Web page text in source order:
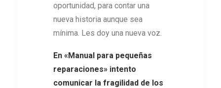
oportunidad, para contar una
nueva historia aunque sea
mínima. Les doy una nueva voz.
En «Manual para pequeñas
reparaciones» intento
comunicar la fragilidad de los